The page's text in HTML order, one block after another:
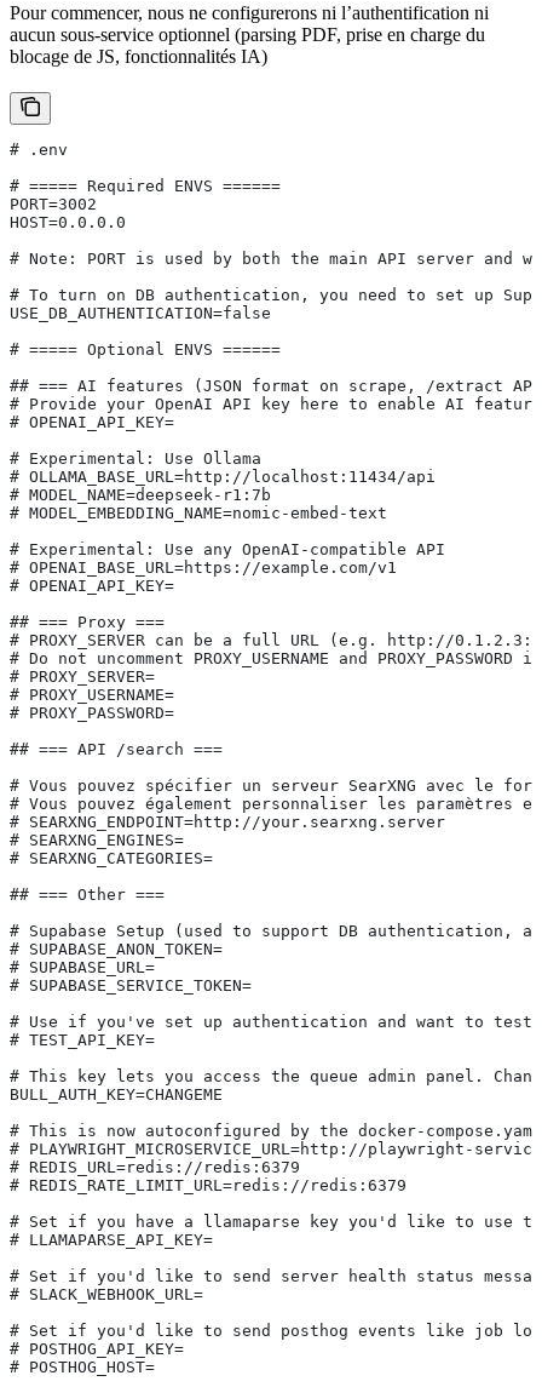
Pour commencer, nous ne configurerons ni l’authentification ni
aucun sous-service optionnel (parsing PDF, prise en charge du
blocage de JS, fonctionnalités IA)
# .env
# ===== Required ENVS ======
PORT=3002
HOST=0.0.0.0
# Note: PORT is used by both the main API server and
# To turn on DB authentication, you need to set up
USE_DB_AUTHENTICATION=false
# ===== Optional ENVS ======
## === AI features (JSON format on scrape, /extract
# Provide your OpenAI API key here to enable AI
# OPENAI_API_KEY=
# Experimental: Use Ollama
# OLLAMA_BASE_URL=http://localhost:11434/api
# MODEL_NAME=deepseek-r1:7b
# MODEL_EMBEDDING_NAME=nomic-embed-text
# Experimental: Use any OpenAI-compatible API
# OPENAI_BASE_URL=https://example.com/v1
# OPENAI_API_KEY=
## === Proxy ===
# PROXY_SERVER can be a full URL (e.g. http://
# Do not uncomment PROXY_USERNAME and
# PROXY_SERVER=
# PROXY_USERNAME=
# PROXY_PASSWORD=
## === API /search ===
# Vous pouvez spécifier un serveur SearXNG avec le
# Vous pouvez également personnaliser les
# SEARXNG_ENDPOINT=http://your.searxng.server
# SEARXNG_ENGINES=
# SEARXNG_CATEGORIES=
## === Other ===
# Supabase Setup (used to support DB authentication,
# SUPABASE_ANON_TOKEN=
# SUPABASE_URL=
# SUPABASE_SERVICE_TOKEN=
# Use if you've set up authentication and want to test
# TEST_API_KEY=
# This key lets you access the queue admin panel.
BULL_AUTH_KEY=CHANGEME
# This is now autoconfigured by the docker-
# PLAYWRIGHT_MICROSERVICE_URL=http://playwright-
# REDIS_URL=redis://redis:6379
# REDIS_RATE_LIMIT_URL=redis://redis:6379
# Set if you have a llamaparse key you'd like to use
# LLAMAPARSE_API_KEY=
# Set if you'd like to send server health status
# SLACK_WEBHOOK_URL=
# Set if you'd like to send posthog events like job
# POSTHOG_API_KEY=
# POSTHOG_HOST=